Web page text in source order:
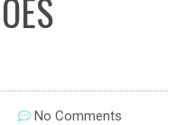
No Comments